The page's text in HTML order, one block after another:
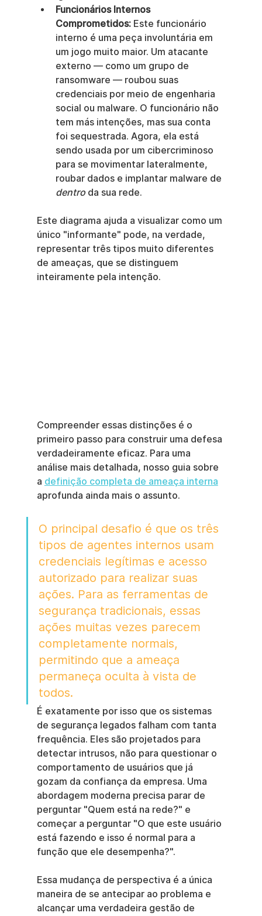
Funcionários Internos
Comprometidos: Este funcionário
interno é uma peça involuntária em
um jogo muito maior. Um atacante
externo — como um grupo de
ransomware — roubou suas
credenciais por meio de engenharia
social ou malware. O funcionário não
tem más intenções, mas sua conta
foi sequestrada. Agora, ela está
sendo usada por um cibercriminoso
para se movimentar lateralmente,
roubar dados e implantar malware de
dentro da sua rede.
Este diagrama ajuda a visualizar como um
único "informante" pode, na verdade,
representar três tipos muito diferentes
de ameaças, que se distinguem
inteiramente pela intenção.
Compreender essas distinções é o
primeiro passo para construir uma defesa
verdadeiramente eficaz. Para uma
análise mais detalhada, nosso guia sobre
a definição completa de ameaça interna
aprofunda ainda mais o assunto.
O principal desafio é que os três
tipos de agentes internos usam
credenciais legítimas e acesso
autorizado para realizar suas
ações. Para as ferramentas de
segurança tradicionais, essas
ações muitas vezes parecem
completamente normais,
permitindo que a ameaça
permaneça oculta à vista de
todos.
É exatamente por isso que os sistemas
de segurança legados falham com tanta
frequência. Eles são projetados para
detectar intrusos, não para questionar o
comportamento de usuários que já
gozam da confiança da empresa. Uma
abordagem moderna precisa parar de
perguntar "Quem está na rede?" e
começar a perguntar "O que este usuário
está fazendo e isso é normal para a
função que ele desempenha?".
Essa mudança de perspectiva é a única
maneira de se antecipar ao problema e
alcançar uma verdadeira gestão de